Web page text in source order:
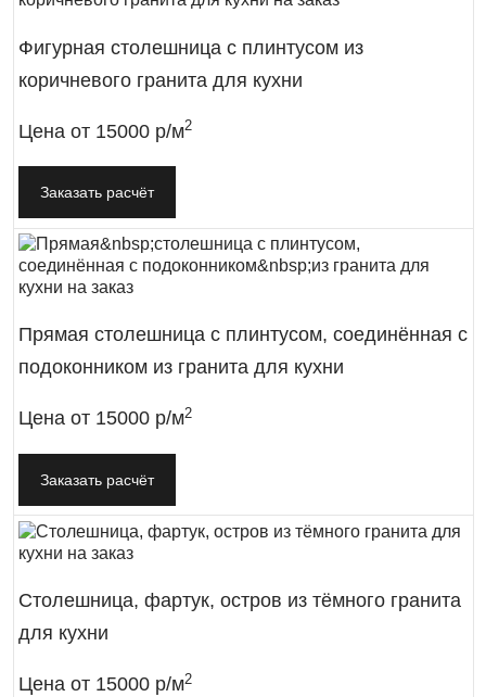
Фигурная столешница с плинтусом из
коричневого гранита для кухни
Цена от 15000 р/м2
Заказать расчёт
Прямая столешница с плинтусом, соединённая с
подоконником из гранита для кухни
Цена от 15000 р/м2
Заказать расчёт
Столешница, фартук, остров из тёмного гранита
для кухни
Цена от 15000 р/м2